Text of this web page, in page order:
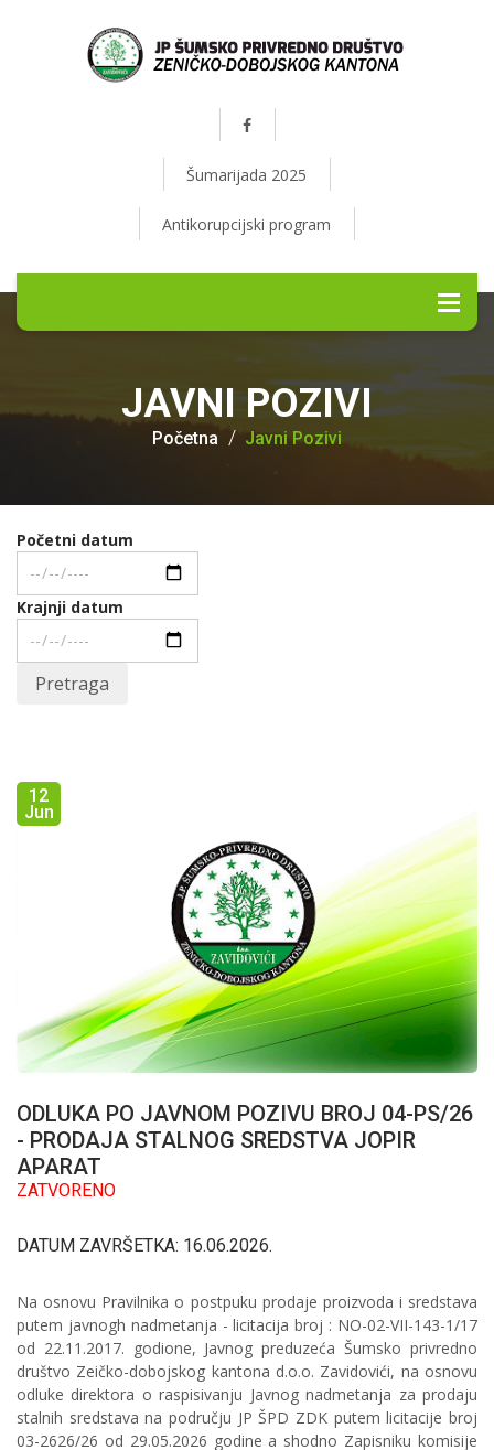
Šumarijada 2025
Antikorupcijski program
JAVNI POZIVI
Početna Javni Pozivi
Početni datum
Krajnji datum
Pretraga
12
Jun
ODLUKA PO JAVNOM POZIVU BROJ 04-PS/26
- PRODAJA STALNOG SREDSTVA JOPIR
APARAT
ZATVORENO
DATUM ZAVRŠETKA: 16.06.2026.
Na osnovu Pravilnika o postpuku prodaje proizvoda i sredstava
putem javnogh nadmetanja - licitacija broj : NO-02-VII-143-1/17
od 22.11.2017. godione, Javnog preduzeća Šumsko privredno
društvo Zeičko-dobojskog kantona d.o.o. Zavidovići, na osnovu
odluke direktora o raspisivanju Javnog nadmetanja za prodaju
stalnih sredstava na području JP ŠPD ZDK putem licitacije broj
03-2626/26 od 29.05.2026 godine a shodno Zapisniku komisije